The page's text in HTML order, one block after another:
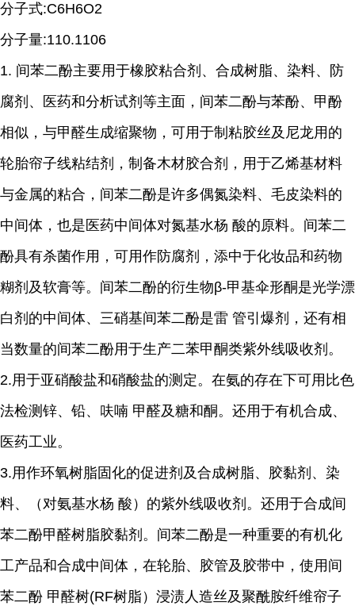
分子式:C6H6O2
分子量:110.1106
1. 间苯二酚主要用于橡胶粘合剂、合成树脂、染料、防
腐剂、医药和分析试剂等主面，间苯二酚与苯酚、甲酚
相似，与甲醛生成缩聚物，可用于制粘胶丝及尼龙用的
轮胎帘子线粘结剂，制备木材胶合剂，用于乙烯基材料
与金属的粘合，间苯二酚是许多偶氮染料、毛皮染料的
中间体，也是医药中间体对氮基水杨 酸的原料。间苯二
酚具有杀菌作用，可用作防腐剂，添中于化妆品和药物
糊剂及软膏等。间苯二酚的衍生物β-甲基伞形酮是光学漂
白剂的中间体、三硝基间苯二酚是雷 管引爆剂，还有相
当数量的间苯二酚用于生产二苯甲酮类紫外线吸收剂。
2.用于亚硝酸盐和硝酸盐的测定。在氨的存在下可用比色
法检测锌、铅、呋喃 甲醛及糖和酮。还用于有机合成、
医药工业。
3.用作环氧树脂固化的促进剂及合成树脂、胶黏剂、染
料、（对氨基水杨 酸）的紫外线吸收剂。还用于合成间
苯二酚甲醛树脂胶黏剂。间苯二酚是一种重要的有机化
工产品和合成中间体，在轮胎、胶管及胶带中，使用间
苯二酚 甲醛树(RF树脂）浸渍人造丝及聚酰胺纤维帘子